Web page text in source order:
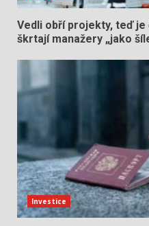
Vedli obří projekty, teď
škrtají manažery „jako
Investice